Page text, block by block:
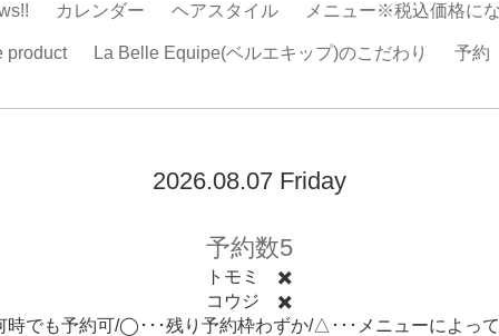
カレンダー ヘアスタイル メニュー※税込価格に
product La Belle Equipe(ベルエキップ)のこだわり 予約
2026.08.07 Friday
予約数5
トモミ ✖️
コウジ ✖️
でも予約可/◯･･･残り予約枠わずか/△･･･メニューによっ